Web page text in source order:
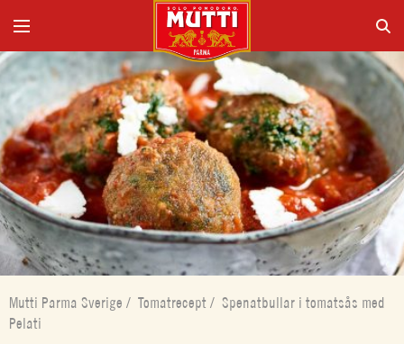
Mutti Parma Sverige / Tomatrecept / Spenatbullar i tomatsås med
Pelati